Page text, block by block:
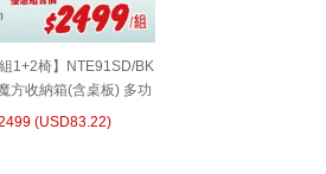
組1+2椅】NTE91SD/BK
方收納箱(含桌板) 多功
袋 可折疊 野餐 NTC114
(USD83.22)